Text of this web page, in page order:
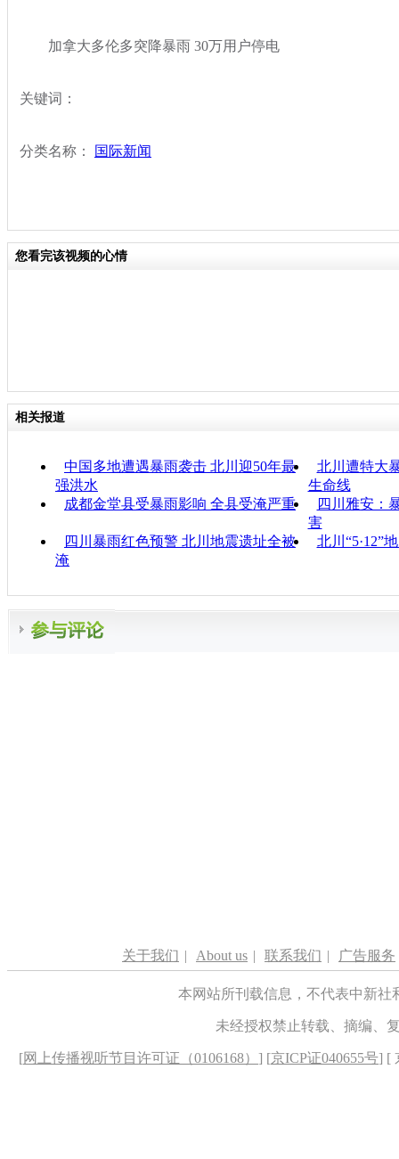
加拿大多伦多突降暴雨 30万用户停电
关键词：
分类名称： 国际新闻
您看完该视频的心情
相关报道
中国多地遭遇暴雨袭击 北川迎50年最
强洪水
北川遭特大
生命线
成都金堂县受暴雨影响 全县受淹严重
四川雅安：
害
四川暴雨红色预警 北川地震遗址全被
淹
北川“5·12”
关于我们 | About us | 联系我们 | 广告服务
本网站所刊载信息，不代表中新
未经授权禁止转载、摘编、
[网上传播视听节目许可证（0106168） ] [京ICP证040655号] [